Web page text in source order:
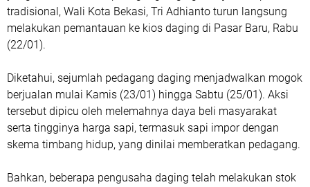
tradisional, Wali Kota Bekasi, Tri Adhianto turun langsung
melakukan pemantauan ke kios daging di Pasar Baru, Rabu
(22/01).
Diketahui, sejumlah pedagang daging menjadwalkan mogok
berjualan mulai Kamis (23/01) hingga Sabtu (25/01). Aksi
tersebut dipicu oleh melemahnya daya beli masyarakat
serta tingginya harga sapi, termasuk sapi impor dengan
skema timbang hidup, yang dinilai memberatkan pedagang.
Bahkan, beberapa pengusaha daging telah melakukan stok